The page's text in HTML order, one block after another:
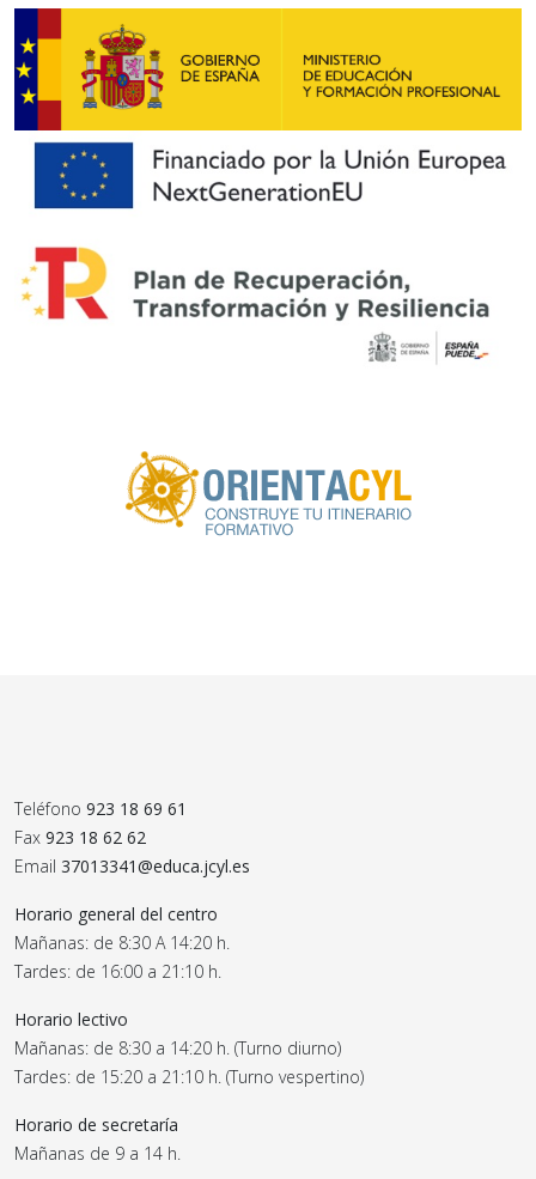
Teléfono 923 18 69 61
Fax 923 18 62 62
Email 37013341@educa.jcyl.es
Horario general del centro
Mañanas: de 8:30 A 14:20 h.
Tardes: de 16:00 a 21:10 h.
Horario lectivo
Mañanas: de 8:30 a 14:20 h. (Turno diurno)
Tardes: de 15:20 a 21:10 h. (Turno vespertino)
Horario de secretaría
Mañanas de 9 a 14 h.